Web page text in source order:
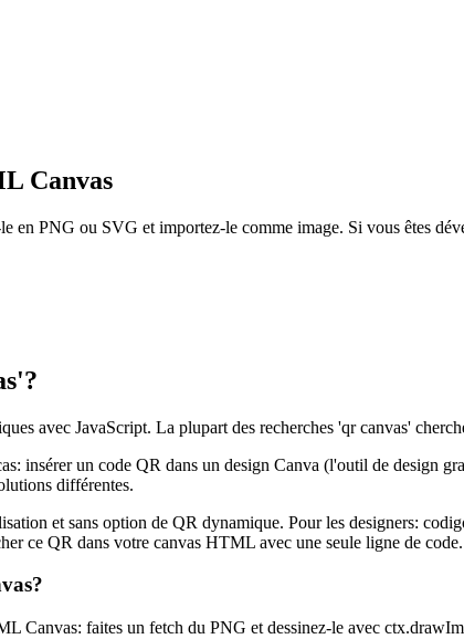
Canvas
PNG ou SVG et importez-le comme image. Si vous êtes
avec JavaScript. La plupart des recherches 'qr canvas'
insérer un code QR dans un design Canva (l'outil de design
différentes.
et sans option de QR dynamique. Pour les designers:
ce QR dans votre canvas HTML avec une seule ligne de code.
faites un fetch du PNG et dessinez-le avec